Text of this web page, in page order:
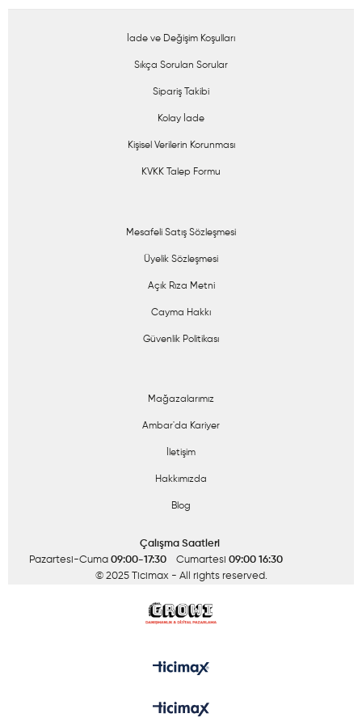
İade ve Değişim Koşulları
Sıkça Sorulan Sorular
Sipariş Takibi
Kolay İade
Kişisel Verilerin Korunması
KVKK Talep Formu
Mesafeli Satış Sözleşmesi
Üyelik Sözleşmesi
Açık Rıza Metni
Cayma Hakkı
Güvenlik Politikası
Mağazalarımız
Ambar'da Kariyer
İletişim
Hakkımızda
Blog
Çalışma Saatleri
Pazartesi-Cuma 09:00-17:30 Cumartesi 09:00 16:30
© 2025 Ticimax - All rights reserved.